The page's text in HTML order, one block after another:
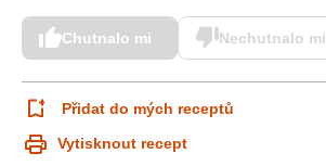
Chutnalo mi Nechutnalo mi
Přidat do mých receptů
Vytisknout recept